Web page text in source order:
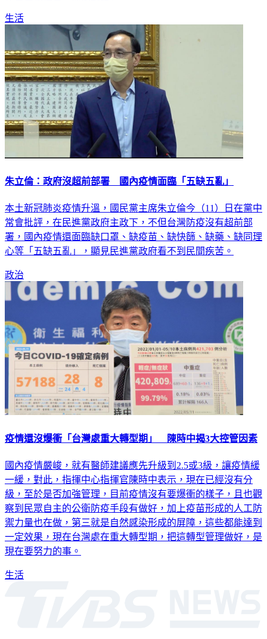
生活
朱立倫：政府沒超前部署 國內疫情面臨「五缺五亂」
本土新冠肺炎疫情升溫，國民黨主席朱立倫今（11）日在黨中
常會批評，在民進黨政府主政下，不但台灣防疫沒有超前部
署，國內疫情還面臨缺口罩、缺疫苗、缺快篩、缺藥、缺同理
心等「五缺五亂」，顯見民進黨政府看不到民間疾苦。
政治
疫情還沒爆衝「台灣處重大轉型期」 陳時中揭3大控管因素
國內疫情嚴峻，就有醫師建議應先升級到2.5或3級，讓疫情緩
一緩，對此，指揮中心指揮官陳時中表示，現在已經沒有分
級，至於是否加強管理，目前疫情沒有要爆衝的樣子，且也觀
察到民眾自主的公衛防疫手段有做好，加上疫苗形成的人工防
禦力量也在做，第三就是自然感染形成的屏障，這些都能達到
一定效果，現在台灣處在重大轉型期，把這轉型管理做好，是
現在要努力的事。
生活